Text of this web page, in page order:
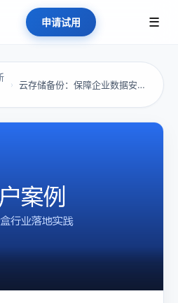
申请试用 ☰
› 云存储备份：保障企业数据安全，防止丢失